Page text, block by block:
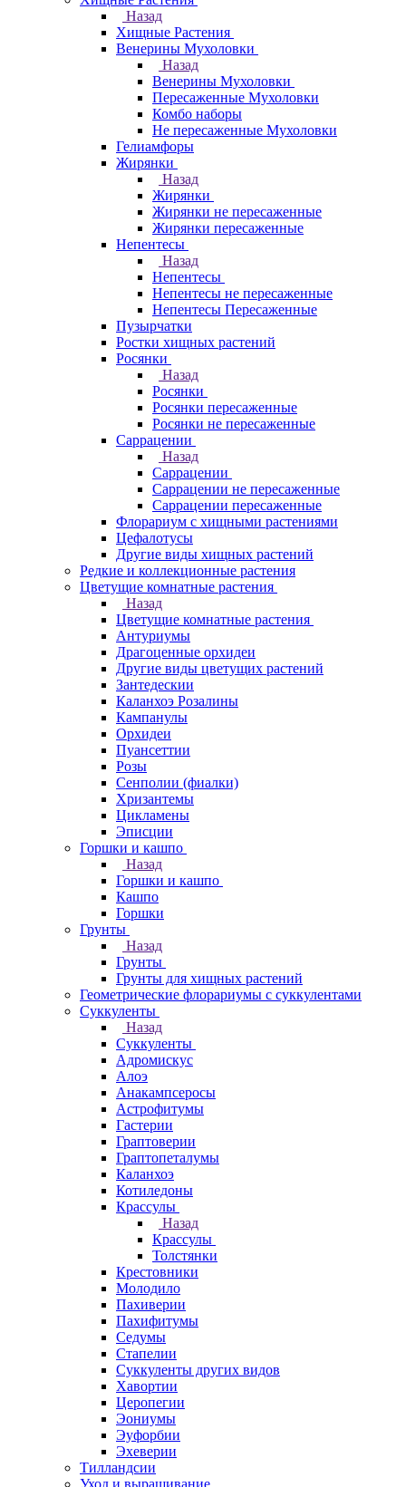
Назад
Хищные Растения
Венерины Мухоловки
Назад
Венерины Мухоловки
Пересаженные Мухоловки
Комбо наборы
Не пересаженные Мухоловки
Гелиамфоры
Жирянки
Назад
Жирянки
Жирянки не пересаженные
Жирянки пересаженные
Непентесы
Назад
Непентесы
Непентесы не пересаженные
Непентесы Пересаженные
Пузырчатки
Ростки хищных растений
Росянки
Назад
Росянки
Росянки пересаженные
Росянки не пересаженные
Саррацении
Назад
Саррацении
Саррацении не пересаженные
Саррацении пересаженные
Флорариум с хищными растениями
Цефалотусы
Другие виды хищных растений
Редкие и коллекционные растения
Цветущие комнатные растения
Назад
Цветущие комнатные растения
Антуриумы
Драгоценные орхидеи
Другие виды цветущих растений
Зантедескии
Каланхоэ Розалины
Кампанулы
Орхидеи
Пуансеттии
Розы
Сенполии (фиалки)
Хризантемы
Цикламены
Эписции
Горшки и кашпо
Назад
Горшки и кашпо
Кашпо
Горшки
Грунты
Назад
Грунты
Грунты для хищных растений
Геометрические флорариумы с суккулентами
Суккуленты
Назад
Суккуленты
Адромискус
Алоэ
Анакампсеросы
Астрофитумы
Гастерии
Граптоверии
Граптопеталумы
Каланхоэ
Котиледоны
Крассулы
Назад
Крассулы
Толстянки
Крестовники
Молодило
Пахиверии
Пахифитумы
Седумы
Стапелии
Суккуленты других видов
Хавортии
Церопегии
Эониумы
Эуфорбии
Эхеверии
Тилландсии
Уход и выращивание